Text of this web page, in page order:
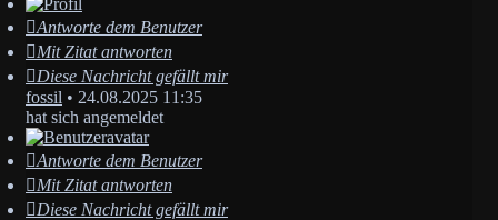
Antworte dem Benutzer
Mit Zitat antworten
Diese Nachricht gefällt mir
fossil • 24.08.2025 11:35
hat sich angemeldet
Antworte dem Benutzer
Mit Zitat antworten
Diese Nachricht gefällt mir